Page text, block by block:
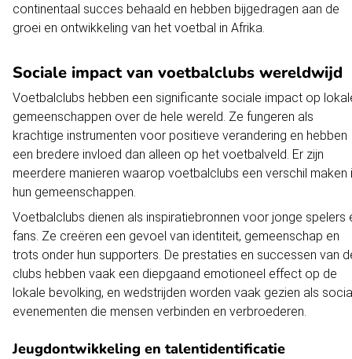
continentaal succes behaald en hebben bijgedragen aan de
groei en ontwikkeling van het voetbal in Afrika.
Sociale impact van voetbalclubs wereldwijd
Voetbalclubs hebben een significante sociale impact op
gemeenschappen over de hele wereld. Ze fungeren als
krachtige instrumenten voor positieve verandering en hebben
een bredere invloed dan alleen op het voetbalveld. Er zijn
meerdere manieren waarop voetbalclubs een verschil maken
hun gemeenschappen.
Voetbalclubs dienen als inspiratiebronnen voor jonge spelers
fans. Ze creëren een gevoel van identiteit, gemeenschap en
trots onder hun supporters. De prestaties en successen van
clubs hebben vaak een diepgaand emotioneel effect op de
lokale bevolking, en wedstrijden worden vaak gezien als
evenementen die mensen verbinden en verbroederen.
Jeugdontwikkeling en talentidentificatie